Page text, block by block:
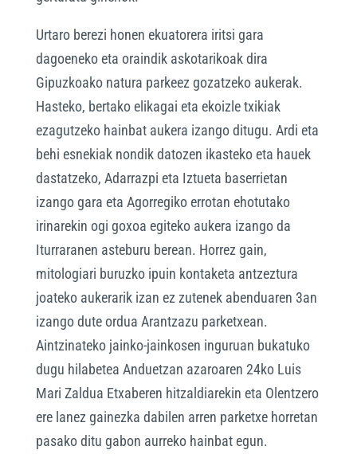
Urtaro berezi honen ekuatorera iritsi gara
dagoeneko eta oraindik askotarikoak dira
Gipuzkoako natura parkeez gozatzeko aukerak.
Hasteko, bertako elikagai eta ekoizle txikiak
ezagutzeko hainbat aukera izango ditugu. Ardi eta
behi esnekiak nondik datozen ikasteko eta hauek
dastatzeko, Adarrazpi eta Iztueta baserrietan
izango gara eta Agorregiko errotan ehotutako
irinarekin ogi goxoa egiteko aukera izango da
Iturraranen asteburu berean. Horrez gain,
mitologiari buruzko ipuin kontaketa antzeztura
joateko aukerarik izan ez zutenek abenduaren 3an
izango dute ordua Arantzazu parketxean.
Aintzinateko jainko-jainkosen inguruan bukatuko
dugu hilabetea Anduetzan azaroaren 24ko Luis
Mari Zaldua Etxaberen hitzaldiarekin eta Olentzero
ere lanez gainezka dabilen arren parketxe horretan
pasako ditu gabon aurreko hainbat egun.